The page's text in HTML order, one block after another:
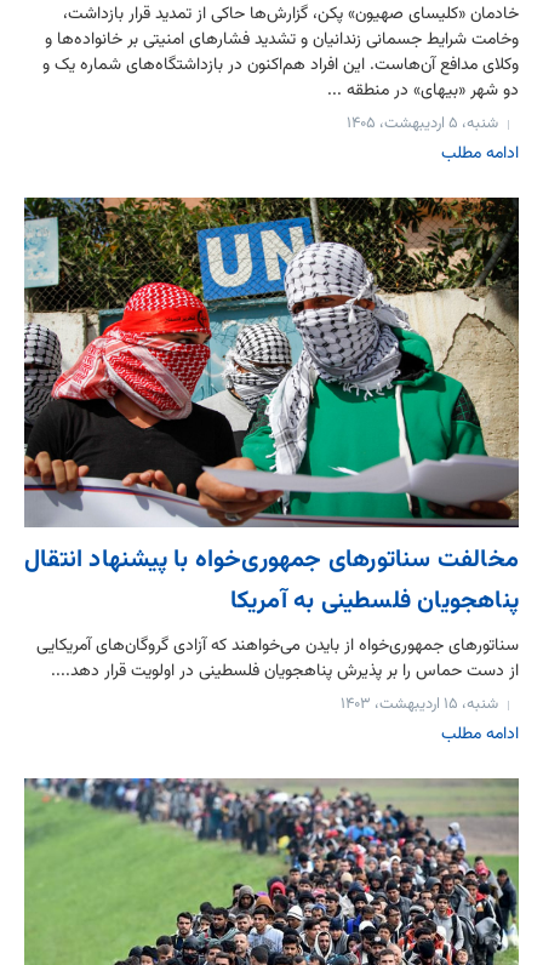
خادمان «کلیسای صهیون» پکن، گزارش‌ها حاکی از تمدید قرار بازداشت،
وخامت شرایط جسمانی زندانیان و تشدید فشارهای امنیتی بر خانواده‌ها و
وکلای مدافع آن‌هاست. این افراد هم‌اکنون در بازداشتگاه‌های شماره یک و
دو شهر «بیهای» در منطقه ...
شنبه، ۵ اردیبهشت، ۱۴۰۵
ادامه مطلب
مخالفت سناتورهای جمهوری‌خواه با پیشنهاد انتقال
پناهجویان فلسطینی به آمریکا
سناتورهای جمهوری‌خواه از بایدن می‌خواهند که آزادی گروگان‌های آمریکایی
از دست حماس را بر پذیرش پناهجویان فلسطینی‌ در اولویت قرار دهد....
شنبه، ۱۵ اردیبهشت، ۱۴۰۳
ادامه مطلب